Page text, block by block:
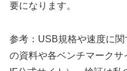
要になります。
参考：USB規格や速度に
の資料や各ベンチマーク